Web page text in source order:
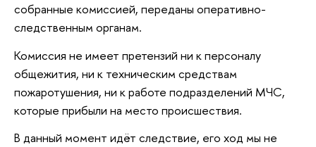
собранные комиссией, переданы оперативно-
следственным органам.
Комиссия не имеет претензий ни к персоналу
общежития, ни к техническим средствам
пожаротушения, ни к работе подразделений МЧС,
которые прибыли на место происшествия.
В данный момент идёт следствие, его ход мы не